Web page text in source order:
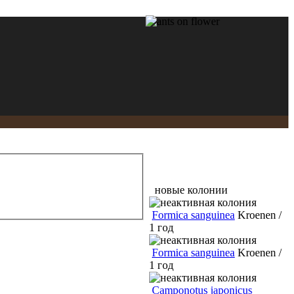
новые колонии
Formica sanguinea Kroenen /
1 год
Formica sanguinea Kroenen /
1 год
Camponotus japonicus